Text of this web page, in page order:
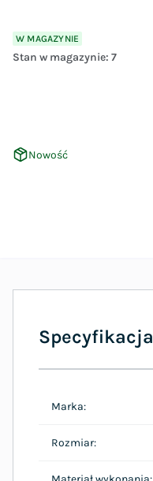
W MAGAZYNIE
Stan w magazynie: 7
Nowość
Specyfikacja
Marka:
Rozmiar: